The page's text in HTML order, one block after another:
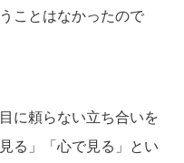
ことはなかったので
に頼らない立ち合いを
る」「心で見る」とい